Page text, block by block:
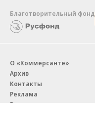
Благотворительный фонд
О «Коммерсанте»
Архив
Контакты
Реклама
Вакансии